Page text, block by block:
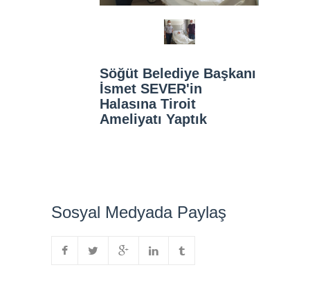
Söğüt Belediye Başkanı
İsmet SEVER'in
Halasına Tiroit
Ameliyatı Yaptık
Sosyal Medyada Paylaş